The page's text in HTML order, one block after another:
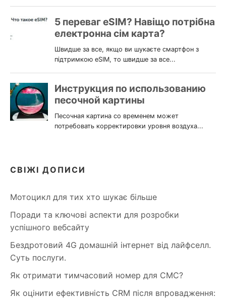
СВІЖІ ДОПИСИ
Мотоцикл для тих хто шукає більше
Поради та ключові аспекти для розробки
успішного вебсайту
Бездротовий 4G домашній інтернет від лайфселл.
Суть послуги.
Як отримати тимчасовий номер для СМС?
Як оцінити ефективність CRM після впровадження: